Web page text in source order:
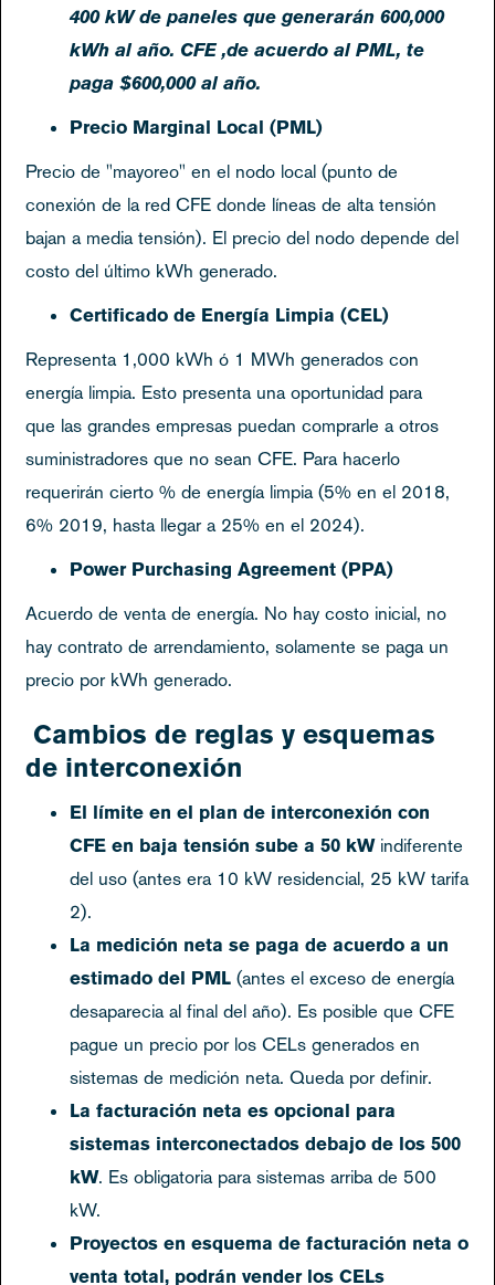
400 kW de paneles que generarán 600,000
kWh al año. CFE ,de acuerdo al PML, te
paga $600,000 al año.
Precio Marginal Local (PML)
Precio de "mayoreo" en el nodo local (punto de
conexión de la red CFE donde líneas de alta tensión
bajan a media tensión). El precio del nodo depende del
costo del último kWh generado.
Certificado de Energía Limpia (CEL)
Representa 1,000 kWh ó 1 MWh generados con
energía limpia. Esto presenta una oportunidad para
que las grandes empresas puedan comprarle a otros
suministradores que no sean CFE. Para hacerlo
requerirán cierto % de energía limpia (5% en el 2018,
6% 2019, hasta llegar a 25% en el 2024).
Power Purchasing Agreement (PPA)
Acuerdo de venta de energía. No hay costo inicial, no
hay contrato de arrendamiento, solamente se paga un
precio por kWh generado.
Cambios de reglas y esquemas
de interconexión
El límite en el plan de interconexión con
CFE en baja tensión sube a 50 kWindiferente
del uso (antes era 10 kW residencial, 25 kW tarifa
2).
La medición neta se paga de acuerdo a un
estimado del PML (antes el exceso de energía
desaparecia al final del año). Es posible que CFE
pague un precio por los CELs generados en
sistemas de medición neta. Queda por definir.
La facturación neta es opcional para
sistemas interconectados debajo de los 500
kW. Es obligatoria para sistemas arriba de 500
kW.
Proyectos en esquema de facturación neta o
venta total, podrán vender los CELs